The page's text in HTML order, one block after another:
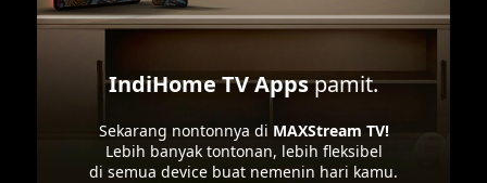
IndiHome TV Appspamit.
Sekarang nontonnya di MAXStream TV!
Lebih banyak tontonan, lebih fleksibel
di semua device buat nemenin hari kamu.